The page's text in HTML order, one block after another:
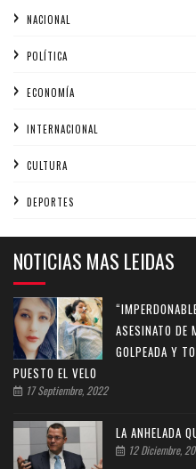
NACIONAL
POLÍTICA
ECONOMÍA
INTERNACIONAL
CULTURA
DEPORTES
NOTICIAS MAS LEIDAS
ASESINATO DE
GOLPEADA Y
PUESTO EL VELO
17 Septiembre, 2022
LA ANHELADA
12 Diciembre,